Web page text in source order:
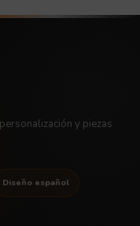
y piezas
Diseño español